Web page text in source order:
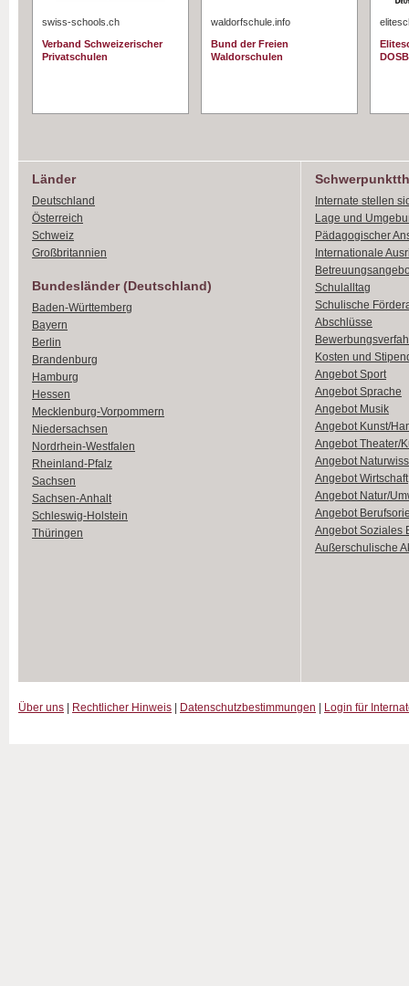
swiss-schools.ch
Verband Schweizerischer
Privatschulen
waldorfschule.info
Bund der Freien
Waldorschulen
DOSB
Länder
Deutschland
Österreich
Schweiz
Großbritannien
Bundesländer (Deutschland)
Baden-Württemberg
Bayern
Berlin
Brandenburg
Hamburg
Hessen
Mecklenburg-Vorpommern
Niedersachsen
Nordrhein-Westfalen
Rheinland-Pfalz
Sachsen
Sachsen-Anhalt
Schleswig-Holstein
Thüringen
Internate stellen
Lage und
Pädagogischer
Internationale
Schulalltag
Schulische
Abschlüsse
Kosten und
Angebot Sport
Angebot Sprache
Angebot Musik
Angebot Kunst/
Angebot Theater/
Angebot
Angebot Wirtschaft
Angebot Natur/
Angebot
Angebot Soziales
Außerschulische
Über uns Rechtlicher Hinweis Datenschutzbestimmungen Login für